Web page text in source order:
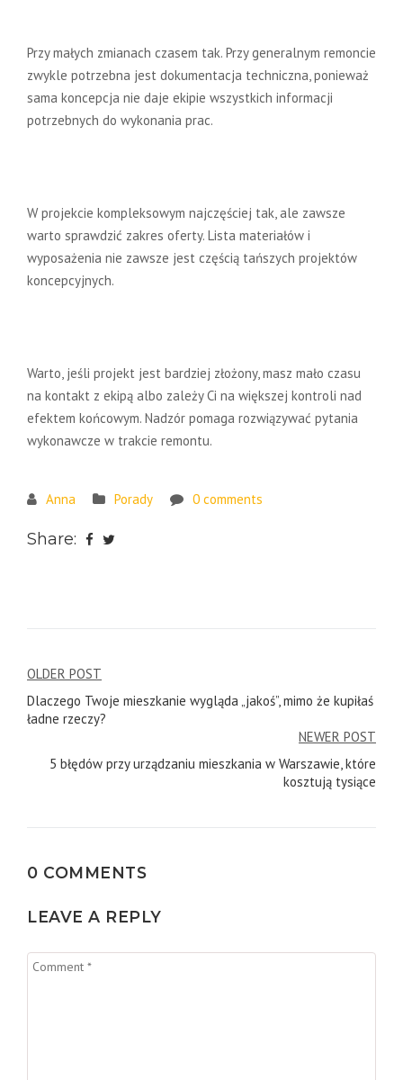
Przy małych zmianach czasem tak. Przy generalnym remoncie
zwykle potrzebna jest dokumentacja techniczna, ponieważ
sama koncepcja nie daje ekipie wszystkich informacji
potrzebnych do wykonania prac.
W projekcie kompleksowym najczęściej tak, ale zawsze
warto sprawdzić zakres oferty. Lista materiałów i
wyposażenia nie zawsze jest częścią tańszych projektów
koncepcyjnych.
Warto, jeśli projekt jest bardziej złożony, masz mało czasu
na kontakt z ekipą albo zależy Ci na większej kontroli nad
efektem końcowym. Nadzór pomaga rozwiązywać pytania
wykonawcze w trakcie remontu.
Anna Porady 0 comments
Share:
Post
navigation
OLDER POST
Dlaczego Twoje mieszkanie wygląda „jakoś”, mimo że kupiłaś
ładne rzeczy?
NEWER POST
5 błędów przy urządzaniu mieszkania w Warszawie, które
kosztują tysiące
0 COMMENTS
LEAVE A REPLY